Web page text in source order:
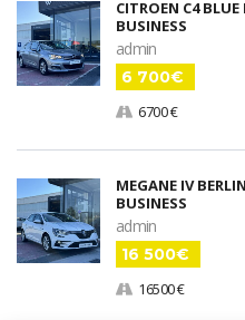
CITROEN C4
BUSINESS
admin
6 700€
6700 €
MEGANE IV
BUSINESS
admin
16 500€
16500 €